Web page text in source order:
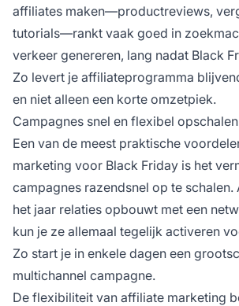
affiliates maken—productreviews,
tutorials—rankt vaak goed in
verkeer genereren, lang nadat Black
Zo levert je affiliateprogramma
en niet alleen een korte omzetpiek.
Campagnes snel en flexibel opschalen
Een van de meest praktische
marketing voor Black Friday is het
campagnes razendsnel op te schalen.
het jaar relaties opbouwt met een
kun je ze allemaal tegelijk activeren
Zo start je in enkele dagen een
multichannel campagne.
De flexibiliteit van affiliate marketing